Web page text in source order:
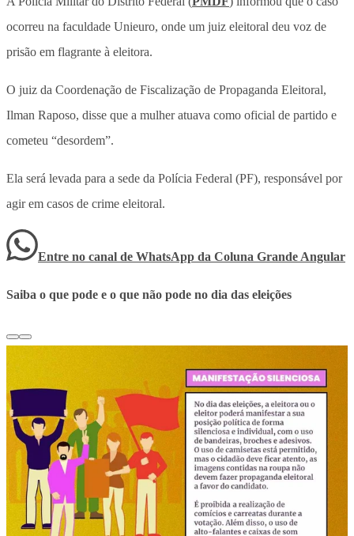
ocorreu na faculdade Unieuro, onde um juiz eleitoral deu voz de
prisão em flagrante à eleitora.
O juiz da Coordenação de Fiscalização de Propaganda Eleitoral,
Ilman Raposo, disse que a mulher atuava como oficial de partido e
cometeu “desordem”.
Ela será levada para a sede da Polícia Federal (PF), responsável por
agir em casos de crime eleitoral.
Entre no canal de WhatsApp da Coluna Grande Angular
Saiba o que pode e o que não pode no dia das eleições